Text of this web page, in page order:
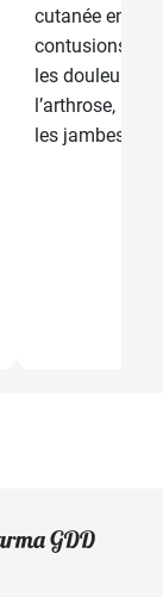
cutanée en
contusions et
les douleurs
l’arthrose, les
les jambes